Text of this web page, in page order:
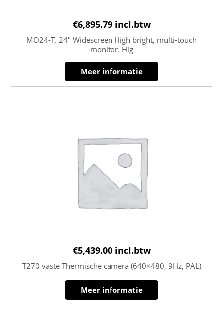
€6,895.79 incl.btw
MO24-T. 24″ Widescreen High bright, multi-touch
monitor. Hig
Meer informatie
€5,439.00 incl.btw
T270 vaste Thermische camera (640×480, 9Hz, PAL)
Meer informatie